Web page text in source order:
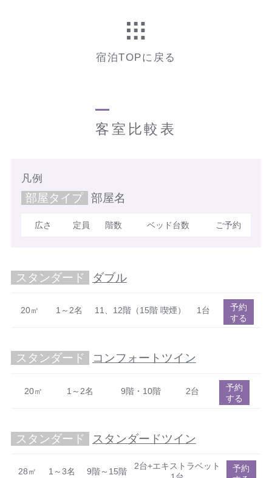
宿泊TOPに戻る
客室比較表
凡例
部屋タイプ 部屋名
広さ 定員 階数 ベッド台数 ご予約
スタンダード ダブル
20㎡ 1～2名 11、12階（15階 喫煙） 1台
予約
する
スタンダード コンフォートツイン
20㎡ 1～2名 9階・10階 2台
予約
する
スタンダード スタンダードツイン
28㎡ 1～3名 9階～15階
2台+エキストラベット
予約